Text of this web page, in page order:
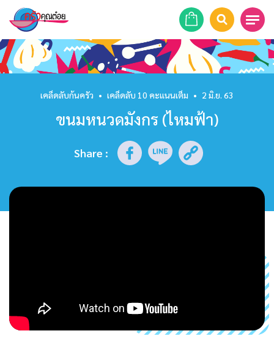
หน้าแรก
สูตรอาหาร
ร้านอาหาร
รายการย้อนหลัง
เคล็ดลับก้นครัว • เคล็ดลับ 10 คะแนนเต็ม • 2 มิ.ย. 63
ขนมหนวดมังกร (ไหมฟ้า)
Share :